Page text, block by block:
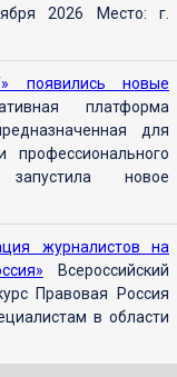
2026 Место: г.
появились новые
платформа
для
профессионального
новое
журналистов на
Всероссийский
Правовая Россия
в области